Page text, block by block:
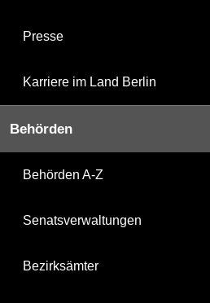
Presse
Karriere im Land Berlin
Behörden
Behörden A-Z
Senatsverwaltungen
Bezirksämter